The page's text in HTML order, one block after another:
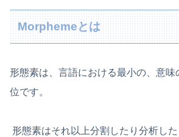
Morphemeとは
形態素は、言語における最小の、意味
位です。
形態素はそれ以上分割したり分析し